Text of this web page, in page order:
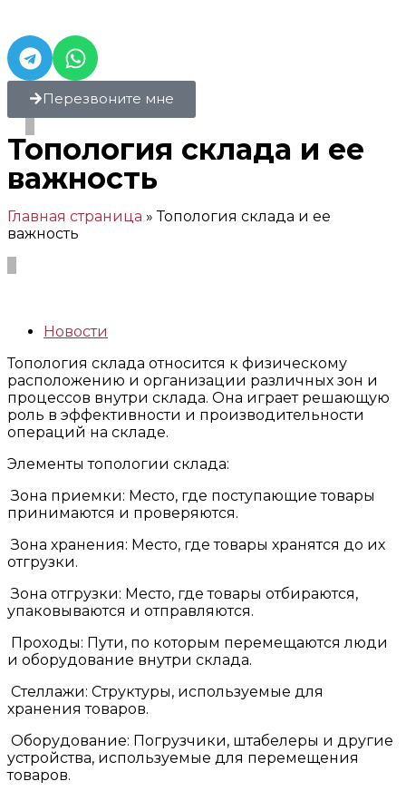
Перезвоните мне
Топология склада и ее
важность
Главная страница »Топология склада и ее
важность
Новости
Топология склада относится к физическому
расположению и организации различных зон и
процессов внутри склада. Она играет решающую
роль в эффективности и производительности
операций на складе.
Элементы топологии склада:
Зона приемки: Место, где поступающие товары
принимаются и проверяются.
Зона хранения: Место, где товары хранятся до их
отгрузки.
Зона отгрузки: Место, где товары отбираются,
упаковываются и отправляются.
Проходы: Пути, по которым перемещаются люди
и оборудование внутри склада.
Стеллажи: Структуры, используемые для
хранения товаров.
Оборудование: Погрузчики, штабелеры и другие
устройства, используемые для перемещения
товаров.